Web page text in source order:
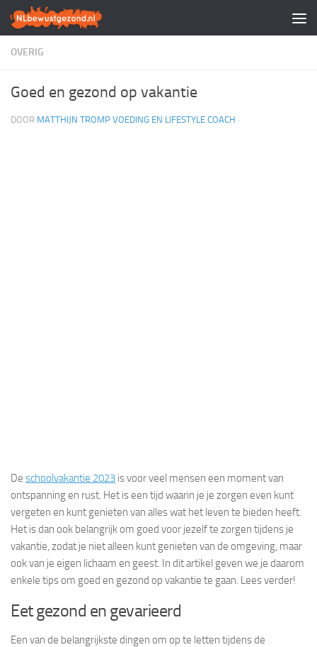
Doorgaan naar inhoud
OVERIG
Goed en gezond op vakantie
DOOR MATTHIJN TROMP VOEDING EN LIFESTYLE COACH ·
De schoolvakantie 2023 is voor veel mensen een moment van
ontspanning en rust. Het is een tijd waarin je je zorgen even kunt
vergeten en kunt genieten van alles wat het leven te bieden heeft.
Het is dan ook belangrijk om goed voor jezelf te zorgen tijdens je
vakantie, zodat je niet alleen kunt genieten van de omgeving, maar
ook van je eigen lichaam en geest. In dit artikel geven we je daarom
enkele tips om goed en gezond op vakantie te gaan. Lees verder!
Eet gezond en gevarieerd
Een van de belangrijkste dingen om op te letten tijdens de